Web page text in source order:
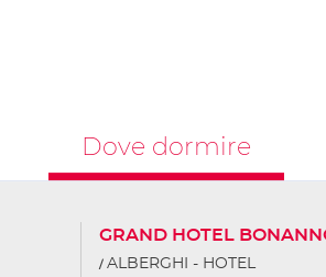
Dove dormire
GRAND HOTEL
ALBERGHI - HOTEL